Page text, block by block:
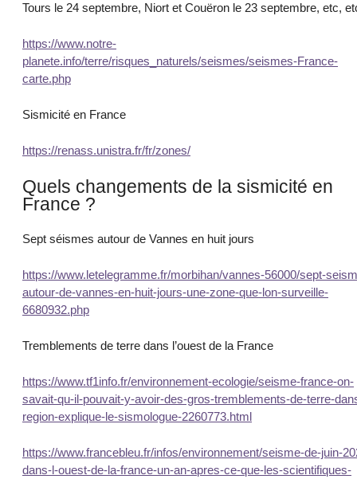
Tours le 24 septembre, Niort et Couëron le 23 septembre, etc,
https://www.notre-
planete.info/terre/risques_naturels/seismes/seismes-France-
carte.php
Sismicité en France
https://renass.unistra.fr/fr/zones/
Quels changements de la sismicité en
France ?
Sept séismes autour de Vannes en huit jours
https://www.letelegramme.fr/morbihan/vannes-56000/sept-
autour-de-vannes-en-huit-jours-une-zone-que-lon-surveille-
6680932.php
Tremblements de terre dans l’ouest de la France
https://www.tf1info.fr/environnement-ecologie/seisme-france-on-
savait-qu-il-pouvait-y-avoir-des-gros-tremblements-de-terre-
region-explique-le-sismologue-2260773.html
https://www.francebleu.fr/infos/environnement/seisme-de-juin-
dans-l-ouest-de-la-france-un-an-apres-ce-que-les-scientifiques-